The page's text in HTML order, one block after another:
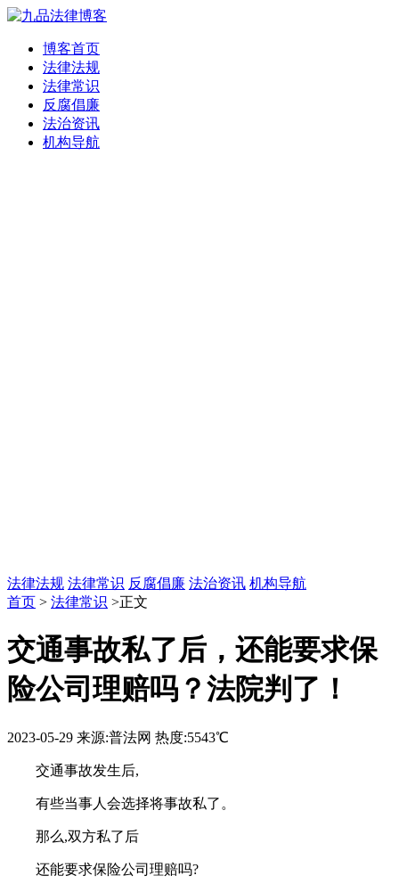
博客首页
法律法规
法律常识
反腐倡廉
法治资讯
机构导航
法律法规 法律常识 反腐倡廉 法治资讯 机构导航
首页 > 法律常识 >正文
交通事故私了后，还能要求保
险公司理赔吗？法院判了！
2023-05-29 来源:普法网 热度:5543℃
交通事故发生后,
有些当事人会选择将事故私了。
那么,双方私了后
还能要求保险公司理赔吗?